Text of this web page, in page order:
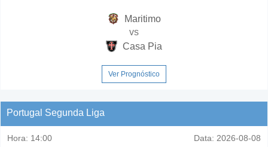
Maritimo
vs
Casa Pia
Ver Prognóstico
Portugal Segunda Liga
Hora: 14:00 Data: 2026-08-08